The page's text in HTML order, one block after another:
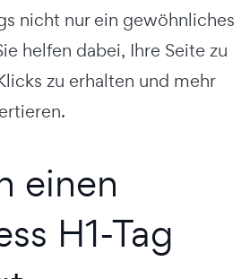
nicht nur ein gewöhnliches
helfen dabei, Ihre Seite zu
zu erhalten und mehr
einen
H1-Tag